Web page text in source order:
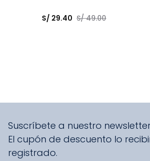
S/ 29.40 S/ 49.00
Suscríbete a nuestro
El cupón de descuento lo
registrado.